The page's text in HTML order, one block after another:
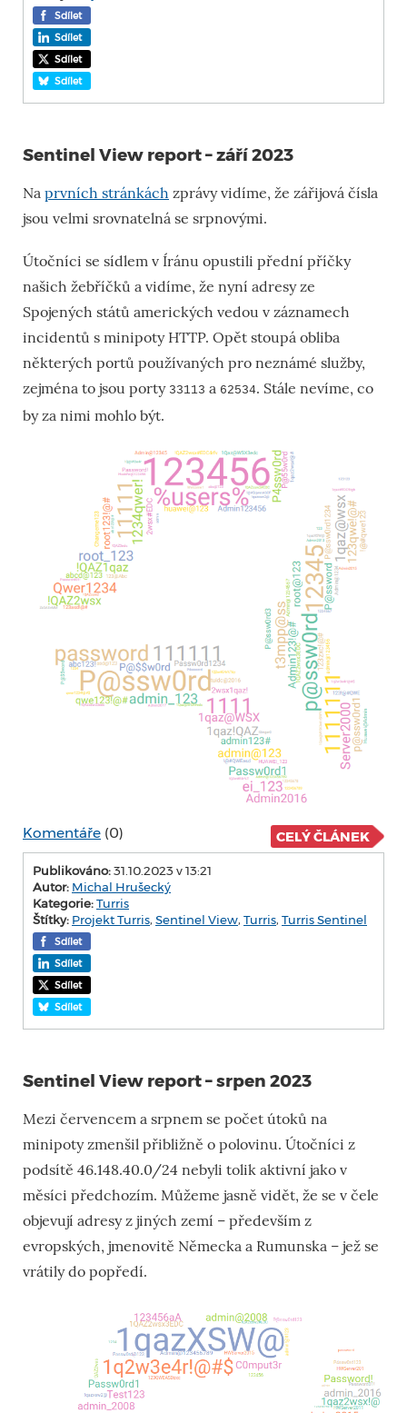
Sdílet
Sdílet
Sdílet
Sdílet
Sentinel View report – září 2023
Na prvních stránkách zprávy vidíme, že zářijová čísla
jsou velmi srovnatelná se srpnovými.
Útočníci se sídlem v Íránu opustili přední příčky
našich žebříčků a vidíme, že nyní adresy ze
Spojených států amerických vedou v záznamech
incidentů s minipoty HTTP. Opět stoupá obliba
některých portů používaných pro neznámé služby,
zejména to jsou porty 33113 a 62534. Stále nevíme, co
by za nimi mohlo být.
Komentáře (0) CELÝ ČLÁNEK
Publikováno:31.10.2023 v 13:21
Autor: Michal Hrušecký
Kategorie:Turris
Štítky: Projekt Turris, Sentinel View, Turris, Turris Sentinel
Sdílet
Sdílet
Sdílet
Sdílet
Sentinel View report – srpen 2023
Mezi červencem a srpnem se počet útoků na
minipoty zmenšil přibližně o polovinu. Útočníci z
podsítě 46.148.40.0/24 nebyli tolik aktivní jako v
měsíci předchozím. Můžeme jasně vidět, že se v čele
objevují adresy z jiných zemí – především z
evropských, jmenovitě Německa a Rumunska – jež se
vrátily do popředí.